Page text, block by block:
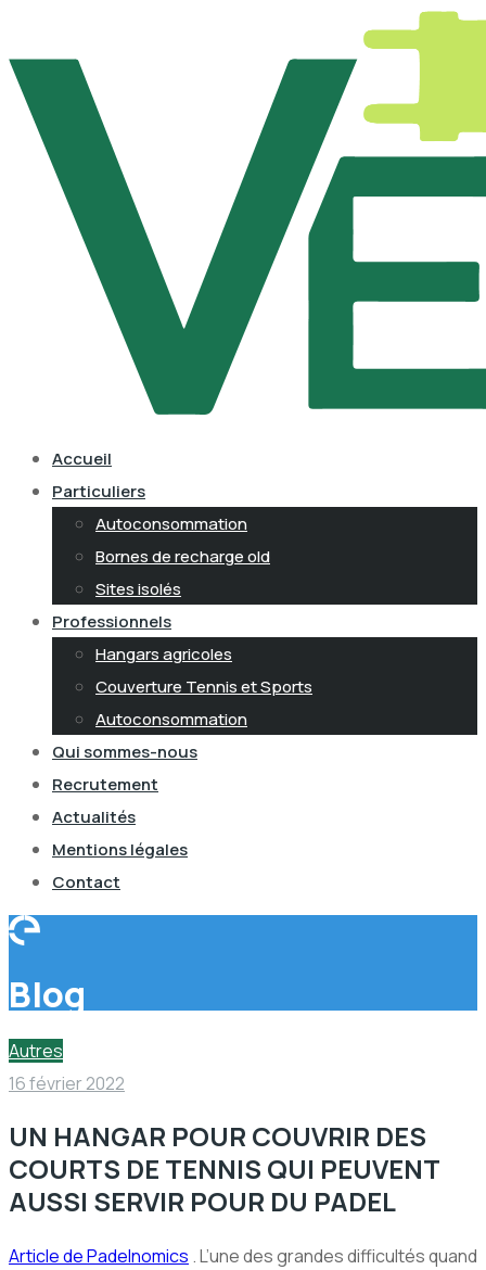
Accueil
Particuliers
Autoconsommation
Bornes de recharge old
Sites isolés
Professionnels
Hangars agricoles
Couverture Tennis et Sports
Autoconsommation
Qui sommes-nous
Recrutement
Actualités
Mentions légales
Contact
Blog
Autres
16 février 2022
UN HANGAR POUR COUVRIR DES
COURTS DE TENNIS QUI PEUVENT
AUSSI SERVIR POUR DU PADEL
Article de Padelnomics . L’une des grandes difficultés quand